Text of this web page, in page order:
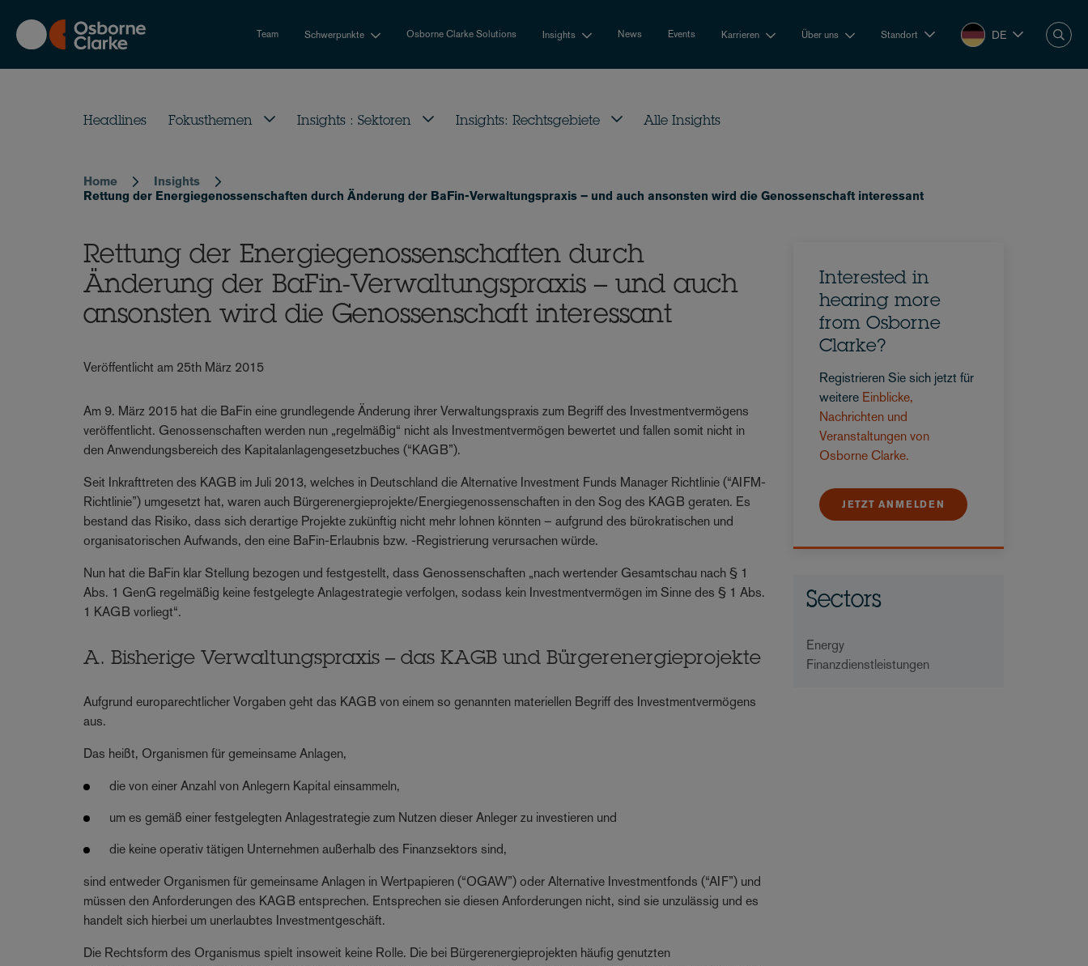
main
content
Team Schwerpunkte Osborne Clarke Solutions Insights News Events Karrieren Über uns Standort DE
Headlines Fokusthemen Insights : Sektoren Insights: Rechtsgebiete Alle Insights
Breadcrumb
Home
Insights
Rettung der Energiegenossenschaften durch Änderung der BaFin-Verwaltungspraxis – und auch ansonsten wird die Genossenschaft interessant
Rettung der Energiegenossenschaften durch
Änderung der BaFin-Verwaltungspraxis – und auch
ansonsten wird die Genossenschaft interessant
Veröffentlicht am 25th März 2015
Am 9. März 2015 hat die BaFin eine grundlegende Änderung ihrer Verwaltungspraxis zum Begriff des Investmentvermögens
veröffentlicht. Genossenschaften werden nun „regelmäßig“ nicht als Investmentvermögen bewertet und fallen somit nicht in
den Anwendungsbereich des Kapitalanlagengesetzbuches (“KAGB”).
Seit Inkrafttreten des KAGB im Juli 2013, welches in Deutschland die Alternative Investment Funds Manager Richtlinie (“AIFM-
Richtlinie”) umgesetzt hat, waren auch Bürgerenergieprojekte/Energiegenossenschaften in den Sog des KAGB geraten. Es
bestand das Risiko, dass sich derartige Projekte zukünftig nicht mehr lohnen könnten – aufgrund des bürokratischen und
organisatorischen Aufwands, den eine BaFin-Erlaubnis bzw. -Registrierung verursachen würde.
Nun hat die BaFin klar Stellung bezogen und festgestellt, dass Genossenschaften „nach wertender Gesamtschau nach § 1
Abs. 1 GenG regelmäßig keine festgelegte Anlagestrategie verfolgen, sodass kein Investmentvermögen im Sinne des § 1 Abs.
1 KAGB vorliegt“.
A. Bisherige Verwaltungspraxis – das KAGB und Bürgerenergieprojekte
Aufgrund europarechtlicher Vorgaben geht das KAGB von einem so genannten materiellen Begriff des Investmentvermögens
aus.
Das heißt, Organismen für gemeinsame Anlagen,
die von einer Anzahl von Anlegern Kapital einsammeln,
um es gemäß einer festgelegten Anlagestrategie zum Nutzen dieser Anleger zu investieren und
die keine operativ tätigen Unternehmen außerhalb des Finanzsektors sind,
sind entweder Organismen für gemeinsame Anlagen in Wertpapieren (“OGAW”) oder Alternative Investmentfonds (“AIF”) und
müssen den Anforderungen des KAGB entsprechen. Entsprechen sie diesen Anforderungen nicht, sind sie unzulässig und es
handelt sich hierbei um unerlaubtes Investmentgeschäft.
Die Rechtsform des Organismus spielt insoweit keine Rolle. Die bei Bürgerenergieprojekten häufig genutzten
Interested in
hearing more
from Osborne
Clarke?
Registrieren Sie sich jetzt für
weitere Einblicke,
Nachrichten und
Veranstaltungen von
Osborne Clarke.
JETZT ANMELDEN
Sectors
Energy
Finanzdienstleistungen